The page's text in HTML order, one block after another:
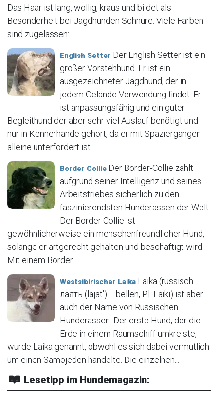
Das Haar ist lang, wollig, kraus und bildet als
Besonderheit bei Jagdhunden Schnüre. Viele Farben
sind zugelassen:...
English Setter Der English Setter ist ein
großer Vorstehhund. Er ist ein
ausgezeichneter Jagdhund, der in
jedem Gelände Verwendung findet. Er
ist anpassungsfähig und ein guter
Begleithund der aber sehr viel Auslauf benötigt und
nur in Kennerhände gehört, da er mit Spaziergängen
alleine unterfordert ist,...
Border Collie Der Border-Collie zählt
aufgrund seiner Intelligenz und seines
Arbeitstriebes sicherlich zu den
faszinierendsten Hunderassen der Welt.
Der Border Collie ist
gewöhnlicherweise ein menschenfreundlicher Hund,
solange er artgerecht gehalten und beschäftigt wird.
Mit einem Border...
Westsibirischer Laika Laika (russisch
лаять (lajat′) = bellen, Pl. Laiki) ist aber
auch der Name von Russischen
Hunderassen. Der erste Hund, der die
Erde in einem Raumschiff umkreiste,
wurde Laika genannt, obwohl es sich dabei vermutlich
um einen Samojeden handelte. Die einzelnen...
Lesetipp im Hundemagazin: